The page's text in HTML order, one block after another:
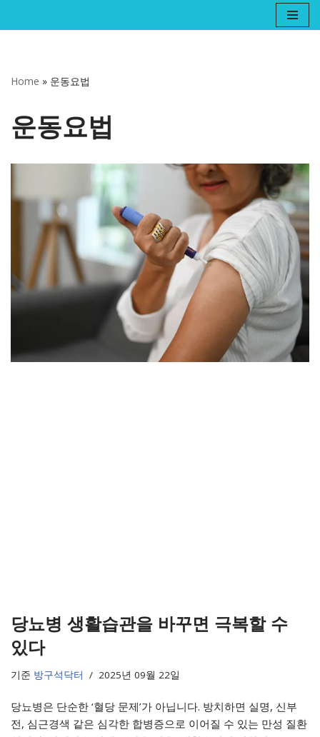
너
뛰
Home » 운동요법
운동요법
당뇨병 생활습관을 바꾸면 극복할 수
있다
기준 방구석닥터 2025년 09월 22일
당뇨병은 단순한 ‘혈당 문제’가 아닙니다. 방치하면 실명, 신부
전, 심근경색 같은 심각한 합병증으로 이어질 수 있는 만성 질환